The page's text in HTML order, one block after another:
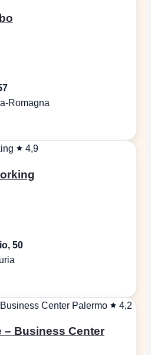
Romagna
4,9
50
4,2
– Business Center